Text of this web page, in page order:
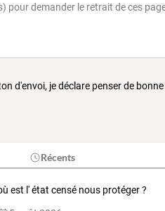
d'envoi, je déclare penser de
Récents
est l' état censé nous protéger ?